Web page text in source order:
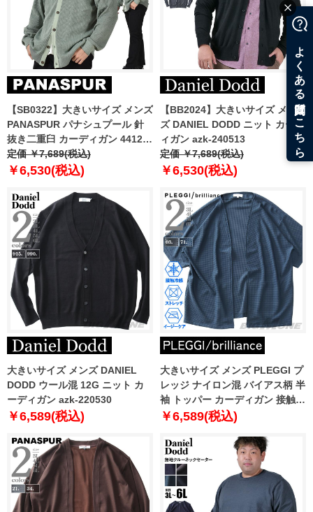
【SB0322】大きいサイズ メンズ
PANASPUR パナシュプール 針
抜き二重臼 カーディガン 4412-
809
定価 ￥7,689(税込)
￥6,530(税込)
【BB2024】大きいサイズ メン
ズ DANIEL DODD ニット カーデ
ィガン azk-240513
定価 ￥7,689(税込)
￥6,530(税込)
大きいサイズ メンズ DANIEL
DODD ウール混 12G ニット カ
ーディガン azk-220530
￥6,589(税込)
大きいサイズ メンズ PLEGGI プ
レッジ ナイロン混 バイアス柄 半
袖 トッパー カーディガン 接触冷
感 ストレッチ イージーケア 65-
￥6,589(税込)